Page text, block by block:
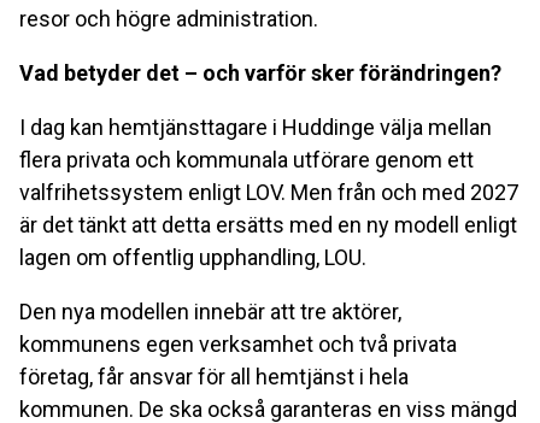
resor och högre administration.
Vad betyder det – och varför sker förändringen?
I dag kan hemtjänsttagare i Huddinge välja mellan
flera privata och kommunala utförare genom ett
valfrihetssystem enligt LOV. Men från och med 2027
är det tänkt att detta ersätts med en ny modell enligt
lagen om offentlig upphandling, LOU.
Den nya modellen innebär att tre aktörer,
kommunens egen verksamhet och två privata
företag, får ansvar för all hemtjänst i hela
kommunen. De ska också garanteras en viss mängd